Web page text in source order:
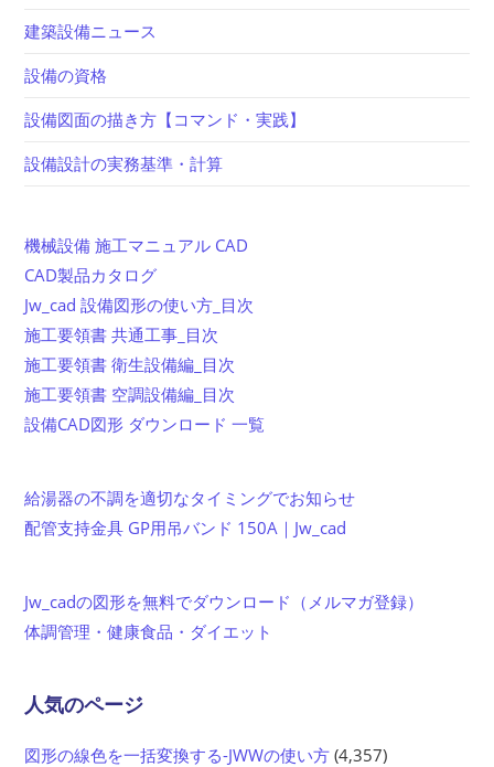
建築設備ニュース
設備の資格
設備図面の描き方【コマンド・実践】
設備設計の実務基準・計算
機械設備 施工マニュアル CAD
CAD製品カタログ
Jw_cad 設備図形の使い方_目次
施工要領書 共通工事_目次
施工要領書 衛生設備編_目次
施工要領書 空調設備編_目次
設備CAD図形 ダウンロード 一覧
給湯器の不調を適切なタイミングでお知らせ
配管支持金具 GP用吊バンド 150A｜Jw_cad
Jw_cadの図形を無料でダウンロード（メルマガ登録）
体調管理・健康食品・ダイエット
人気のページ
図形の線色を一括変換する-JWWの使い方 (4,357)